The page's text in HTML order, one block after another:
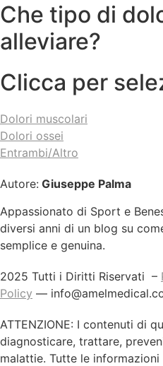
Che tipo di
alleviare?
Clicca per
Dolori muscolari
Dolori ossei
Entrambi/Altro
Autore: Giuseppe Palma
Appassionato di Sport e
diversi anni di un blog su
semplice e genuina.
2025 Tutti i Diritti Riservati –
Policy —
ATTENZIONE: I contenuti di
diagnosticare, trattare,
malattie. Tutte le